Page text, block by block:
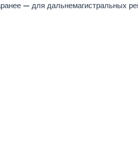
— для дальнемагистральных